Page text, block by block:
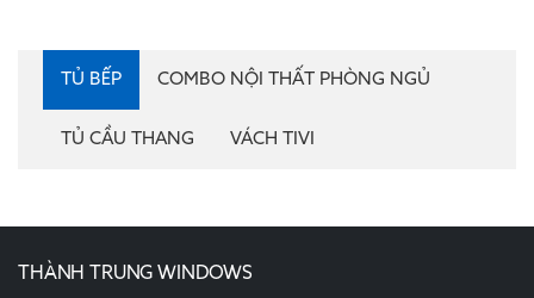
TỦ BẾP COMBO NỘI THẤT PHÒNG NGỦ
TỦ CẦU THANG VÁCH TIVI
THÀNH TRUNG WINDOWS